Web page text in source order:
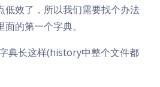
低效了，所以我们需要找个办法
的第一个字典。
典长这样(history中整个文件都